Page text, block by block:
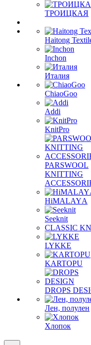
ТРОИЦКАЯ
Haitong
Inchon
Италия
ChiaoGoo
Addi
KnitPro
PARSWOOL
KNITTING
HiMALAYА
Seeknit
CLASSIC
LYKKE
KАRTOPU
DROPS
Лен, полулен
Хлопок